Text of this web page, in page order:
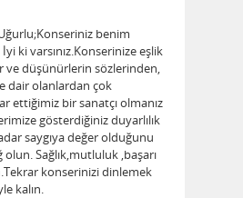
benim
ki varsınız.Konserinize eşlik
ve düşünürlerin sözlerinden,
dair olanlardan çok
ettiğimiz bir sanatçı olmanız
gösterdiğiniz duyarlılık
saygıya değer olduğunu
olun. Sağlık,mutluluk ,başarı
konserinizi dinlemek
kalın.